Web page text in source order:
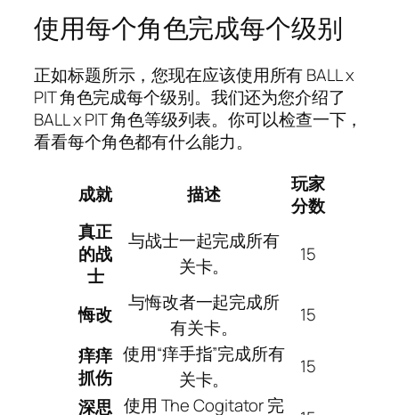
使用每个角色完成每个级别
正如标题所示，您现在应该使用所有 BALL x
PIT 角色完成每个级别。我们还为您介绍了
BALL x PIT 角色等级列表。你可以检查一下，
看看每个角色都有什么能力。
成就 描述
玩家
分数
真正
的战
士
与战士一起完成所有
关卡。
15
悔改
与悔改者一起完成所
有关卡。
15
痒痒
抓伤
使用“痒手指”完成所有
关卡。
15
深思 使用 The Cogitator 完